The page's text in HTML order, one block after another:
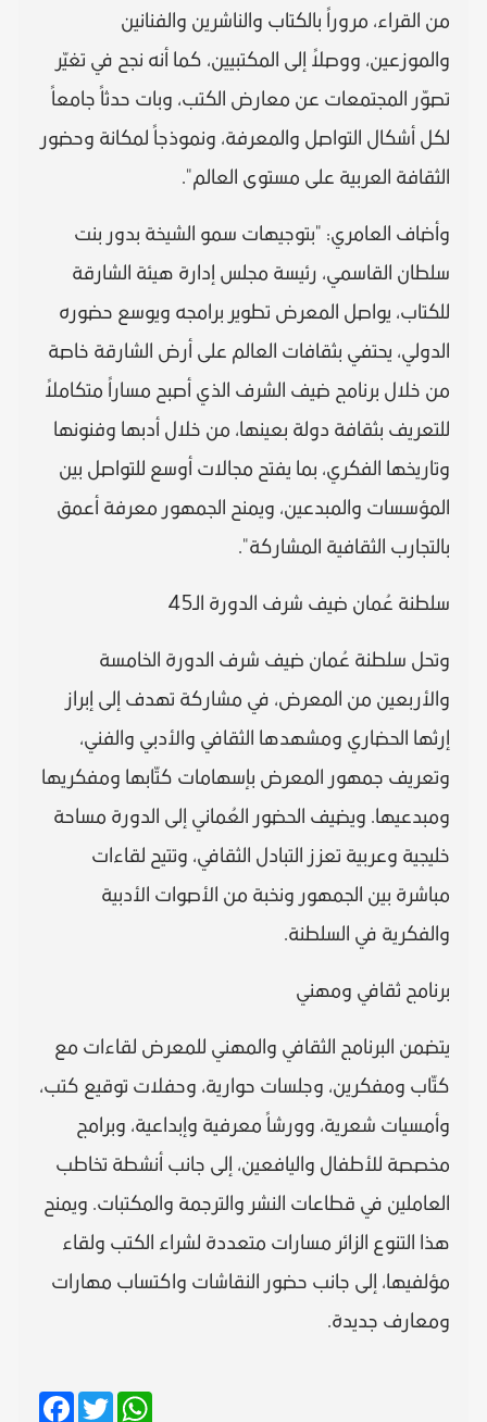
من القراء، مروراً بالكتاب والناشرين والفنانين
والموزعين، ووصلاً إلى المكتبيين، كما أنه نجح في تغيّر
تصوّر المجتمعات عن معارض الكتب، وبات حدثاً جامعاً
لكل أشكال التواصل والمعرفة، ونموذجاً لمكانة وحضور
الثقافة العربية على مستوى العالم".
وأضاف العامري: "بتوجيهات سمو الشيخة بدور بنت
سلطان القاسمي، رئيسة مجلس إدارة هيئة الشارقة
للكتاب، يواصل المعرض تطوير برامجه ويوسع حضوره
الدولي، يحتفي بثقافات العالم على أرض الشارقة خاصة
من خلال برنامج ضيف الشرف الذي أصبح مساراً متكاملاً
للتعريف بثقافة دولة بعينها، من خلال أدبها وفنونها
وتاريخها الفكري، بما يفتح مجالات أوسع للتواصل بين
المؤسسات والمبدعين، ويمنح الجمهور معرفة أعمق
بالتجارب الثقافية المشاركة".
سلطنة عُمان ضيف شرف الدورة الـ45
وتحل سلطنة عُمان ضيف شرف الدورة الخامسة
والأربعين من المعرض، في مشاركة تهدف إلى إبراز
إرثها الحضاري ومشهدها الثقافي والأدبي والفني،
وتعريف جمهور المعرض بإسهامات كتّابها ومفكريها
ومبدعيها. ويضيف الحضور العُماني إلى الدورة مساحة
خليجية وعربية تعزز التبادل الثقافي، وتتيح لقاءات
مباشرة بين الجمهور ونخبة من الأصوات الأدبية
والفكرية في السلطنة.
برنامج ثقافي ومهني
يتضمن البرنامج الثقافي والمهني للمعرض لقاءات مع
كتّاب ومفكرين، وجلسات حوارية، وحفلات توقيع كتب،
وأمسيات شعرية، وورشاً معرفية وإبداعية، وبرامج
مخصصة للأطفال واليافعين، إلى جانب أنشطة تخاطب
العاملين في قطاعات النشر والترجمة والمكتبات. ويمنح
هذا التنوع الزائر مسارات متعددة لشراء الكتب ولقاء
مؤلفيها، إلى جانب حضور النقاشات واكتساب مهارات
ومعارف جديدة.
Facebook
Twitter